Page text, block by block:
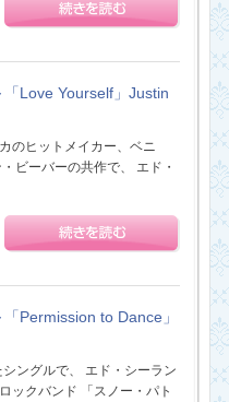
Love Yourself」Justin
のヒットメイカー、ベニ
ビーバーの共作で、 エド・
Permission to Dance」
ングルで、 エド・シーラン
ックバンド 「スノー・パト